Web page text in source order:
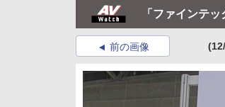
「ファインテ
前の画像